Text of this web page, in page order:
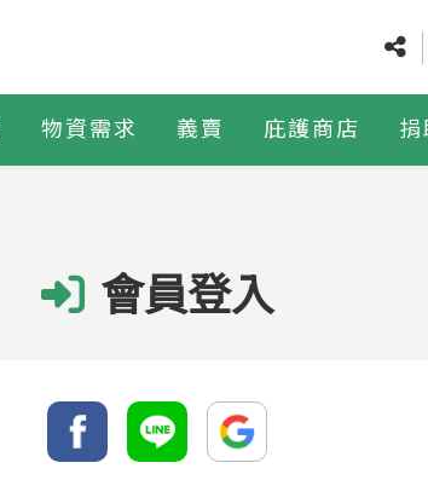
物資需求 義賣 庇護商店
會員登入